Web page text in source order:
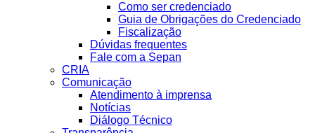
Como ser credenciado
Guia de Obrigações do Credenciado
Fiscalização
Dúvidas frequentes
Fale com a Sepan
CRIA
Comunicação
Atendimento à imprensa
Notícias
Diálogo Técnico